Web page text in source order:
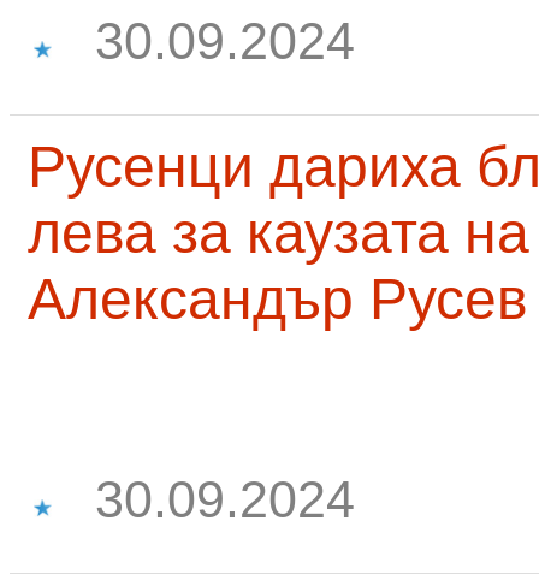
30.09.2024
Русенци дариха
лева за каузата
Александър Русев
30.09.2024